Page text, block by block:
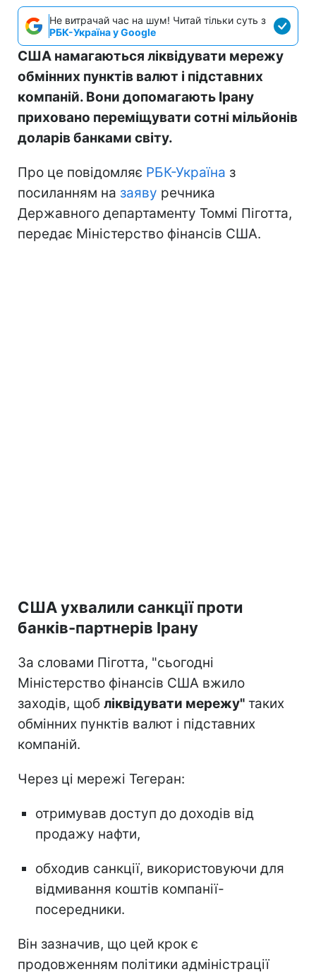
Не витрачай час на шум! Читай тільки суть з
РБК-Україна у Google
США намагаються ліквідувати мережу
обмінних пунктів валют і підставних
компаній. Вони допомагають Ірану
приховано переміщувати сотні мільйонів
доларів банками світу.
Про це повідомляє РБК-Україна з
посиланням на заяву речника
Державного департаменту Томмі Піготта,
передає Міністерство фінансів США.
США ухвалили санкції проти
банків-партнерів Ірану
За словами Піготта, "сьогодні
Міністерство фінансів США вжило
заходів, щоб ліквідувати мережу" таких
обмінних пунктів валют і підставних
компаній.
Через ці мережі Тегеран:
отримував доступ до доходів від
продажу нафти,
обходив санкції, використовуючи для
відмивання коштів компанії-
посередники.
Він зазначив, що цей крок є
продовженням політики адміністрації